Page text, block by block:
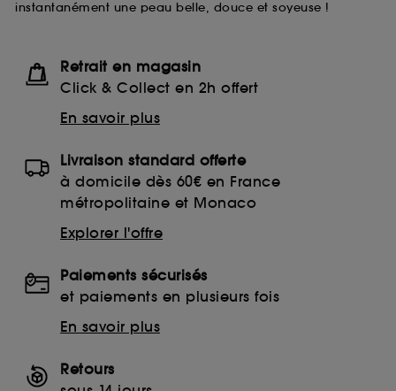
instantanément une peau belle, douce et soyeuse !
Retrait en magasin
Click & Collect en 2h offert
En savoir plus
Livraison standard offerte
à domicile dès 60€ en France
métropolitaine et Monaco
Explorer l'offre
Paiements sécurisés
et paiements en plusieurs fois
En savoir plus
Retours
lecture de ces traceurs requiert votre accord. Vous
choix" ci-dessous ou décider de "tout accepter".
Sephora pourra associer les informations de
navigation collectées par ces Cookies, pour les
collectées ou générées lors de votre activité en ligne
sur "continuer sans accepter". Voous pouvez à tout
moment choisir de retirer votrte consentement. Si vous
utilisés, cliquez ici.